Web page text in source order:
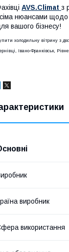
AVS.Climat з
нюансами щодо
вашого бізнесу!
холодильну вітрину з
Івано-Франківськ,
виробник
використання